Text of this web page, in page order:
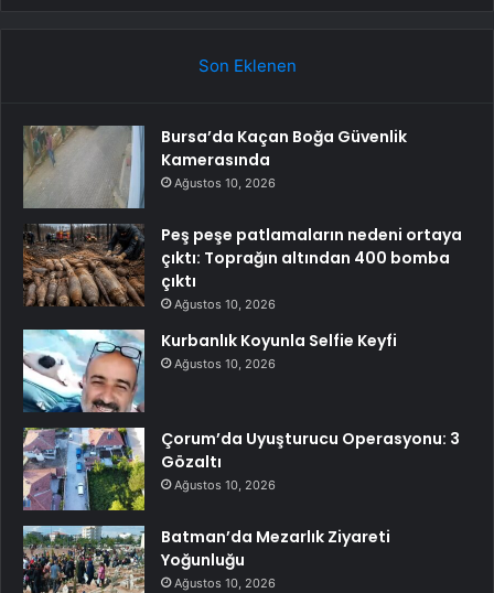
Son Eklenen
Bursa’da Kaçan Boğa Güvenlik
Kamerasında
Ağustos 10, 2026
Peş peşe patlamaların nedeni ortaya
çıktı: Toprağın altından 400 bomba
çıktı
Ağustos 10, 2026
Kurbanlık Koyunla Selfie Keyfi
Ağustos 10, 2026
Çorum’da Uyuşturucu Operasyonu: 3
Gözaltı
Ağustos 10, 2026
Batman’da Mezarlık Ziyareti
Yoğunluğu
Ağustos 10, 2026